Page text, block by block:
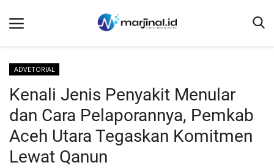
Beranda
NEWS
Redaksi
EDUKASI
ADVETORIAL
Kenali Jenis Penyakit Menular
dan Cara Pelaporannya, Pemkab
Aceh Utara Tegaskan Komitmen
Lewat Qanun